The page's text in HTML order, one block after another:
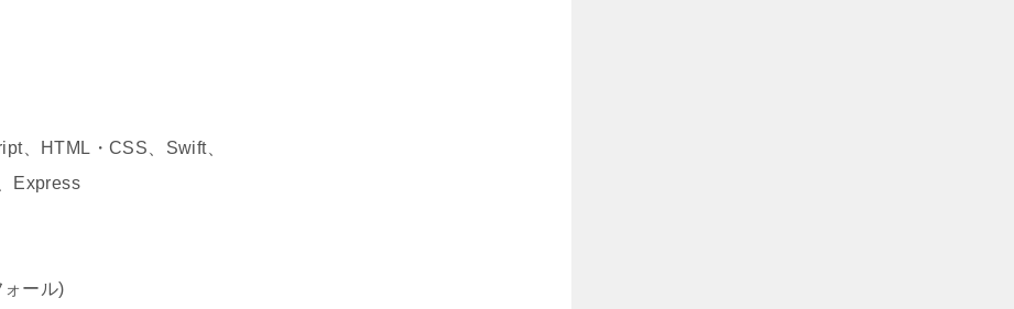
、HTML・CSS、Swift、
Express
ォール)